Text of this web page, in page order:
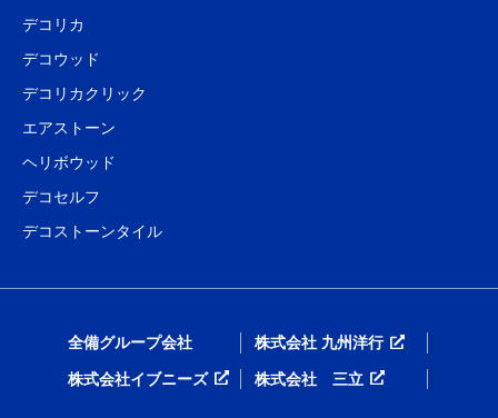
デコリカ
デコウッド
デコリカクリック
エアストーン
ヘリボウッド
デコセルフ
デコストーンタイル
全備グループ会社 株式会社 九州洋行
株式会社イブニーズ 株式会社 三立